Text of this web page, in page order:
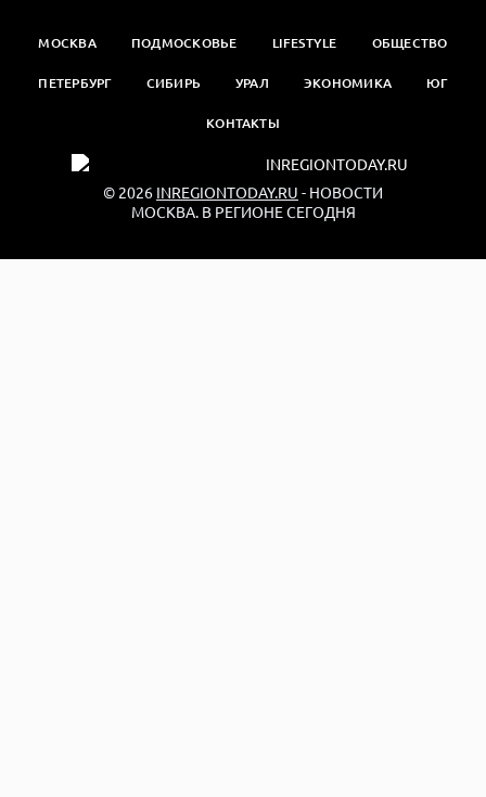
МОСКВА ПОДМОСКОВЬЕ LIFESTYLE ОБЩЕСТВО
ПЕТЕРБУРГ СИБИРЬ УРАЛ ЭКОНОМИКА ЮГ
КОНТАКТЫ
© 2026 INREGIONTODAY.RU - НОВОСТИ
МОСКВА. В РЕГИОНЕ СЕГОДНЯ